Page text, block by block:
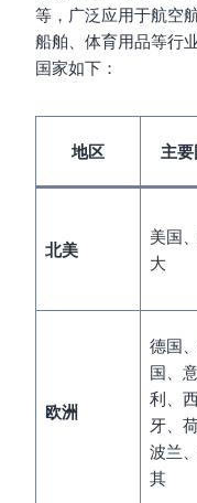
等，广泛应用于航空
船舶、体育用品等行
国家如下：
地区 主
北美
美国
大
欧洲
德国
国、
利、
牙、
波兰
其